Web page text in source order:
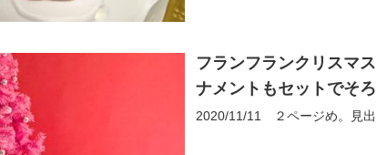
フランフランクリスマ
ナメントもセットでそろ
2020/11/11 ２ページめ。見出